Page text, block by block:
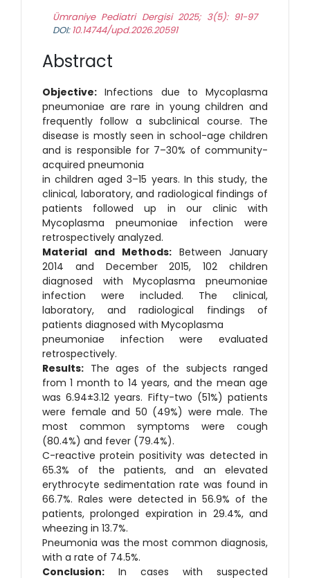
Ümraniye Pediatri Dergisi 2025; 3(5): 91-97
DOI: 10.14744/upd.2026.20591
Abstract
Objective: Infections due to Mycoplasma
pneumoniae are rare in young children and
frequently follow a subclinical course. The
disease is mostly seen in school-age children
and is responsible for 7–30% of community-
acquired pneumonia
in children aged 3–15 years. In this study, the
clinical, laboratory, and radiological findings of
patients followed up in our clinic with
Mycoplasma pneumoniae infection were
retrospectively analyzed.
Material and Methods: Between January
2014 and December 2015, 102 children
diagnosed with Mycoplasma pneumoniae
infection were included. The clinical,
laboratory, and radiological findings of
patients diagnosed with Mycoplasma
pneumoniae infection were evaluated
retrospectively.
Results: The ages of the subjects ranged
from 1 month to 14 years, and the mean age
was 6.94±3.12 years. Fifty-two (51%) patients
were female and 50 (49%) were male. The
most common symptoms were cough
(80.4%) and fever (79.4%).
C-reactive protein positivity was detected in
65.3% of the patients, and an elevated
erythrocyte sedimentation rate was found in
66.7%. Rales were detected in 56.9% of the
patients, prolonged expiration in 29.4%, and
wheezing in 13.7%.
Pneumonia was the most common diagnosis,
with a rate of 74.5%.
Conclusion: In cases with suspected